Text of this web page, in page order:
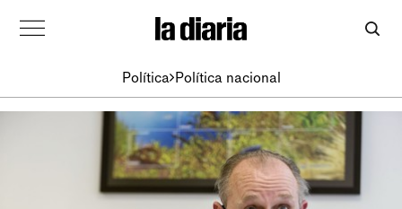
Política Política nacional